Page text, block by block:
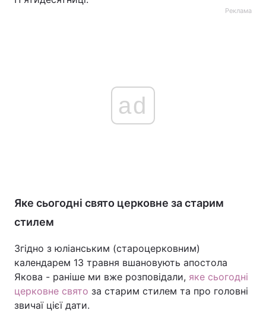
Реклама
ad
Яке сьогодні свято церковне за старим
стилем
Згідно з юліанським (староцерковним)
календарем 13 травня вшановують апостола
Якова - раніше ми вже розповідали, яке сьогодні
церковне свято за старим стилем та про головні
звичаї цієї дати.